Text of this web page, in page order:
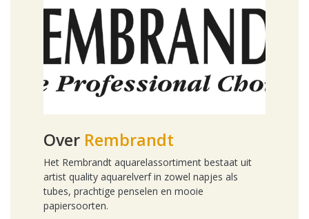
Over Rembrandt
Het Rembrandt aquarelassortiment bestaat uit
artist quality aquarelverf in zowel napjes als
tubes, prachtige penselen en mooie
papiersoorten.